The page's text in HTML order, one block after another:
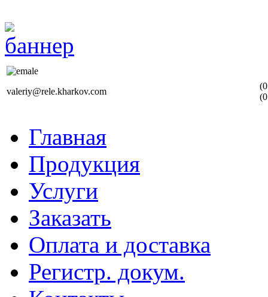
valeriy@rele.kharkov.com
Главная
Продукция
Услуги
Заказать
Оплата и доставка
Регистр. докум.